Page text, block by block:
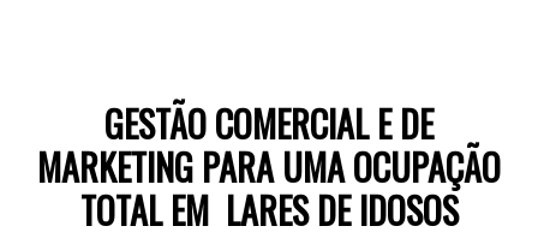
GESTÃO COMERCIAL E DE
MARKETING PARA UMA OCUPAÇÃO
TOTAL EM LARES DE IDOSOS